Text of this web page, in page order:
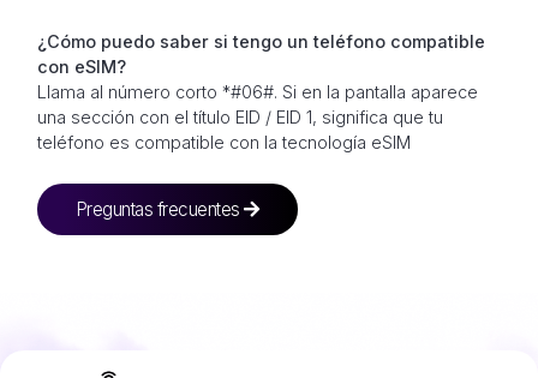
¿Cómo puedo saber si tengo un teléfono compatible
con eSIM?
Llama al número corto *#06#. Si en la pantalla aparece
una sección con el título EID / EID 1, significa que tu
teléfono es compatible con la tecnología eSIM
Preguntas frecuentes